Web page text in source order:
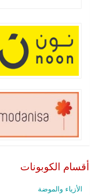
أقسام الكوبونات
الأزياء والموضة